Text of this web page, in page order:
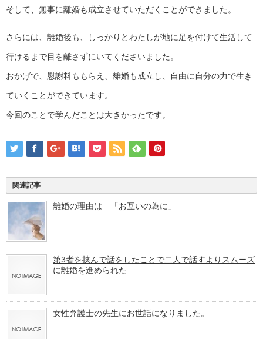
そして、無事に離婚も成立させていただくことができました。
さらには、離婚後も、しっかりとわたしが地に足を付けて生活して
行けるまで目を離さずにいてくださいました。
おかげで、慰謝料ももらえ、離婚も成立し、自由に自分の力で生き
ていくことができています。
今回のことで学んだことは大きかったです。
関連記事
離婚の理由は 「お互いの為に」
第3者を挟んで話をしたことで二人で話すよりスムーズ
に離婚を進められた
女性弁護士の先生にお世話になりました。